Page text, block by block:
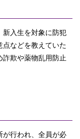
新入生を対象に防犯
点などを教えていた
欺や薬物乱用防止
が行われ、全員が必